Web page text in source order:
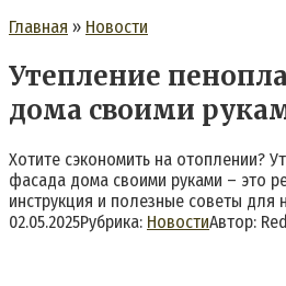
Главная » Новости
Утепление
дома своими
Хотите сэкономить на отоплении?
фасада дома своими руками – это
инструкция и полезные советы для
02.05.2025Рубрика: НовостиАвтор: